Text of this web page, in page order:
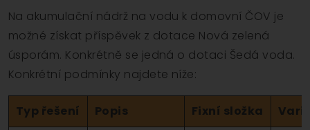
Na akumulační nádrž na vodu k domovní ČOV je
možné získat příspěvek z dotace Nová zelená
úsporám. Konkrétně se jedná o dotaci Šedá voda.
Konkrétní podmínky najdete níže:
Typ řešení Popis Fixní složka